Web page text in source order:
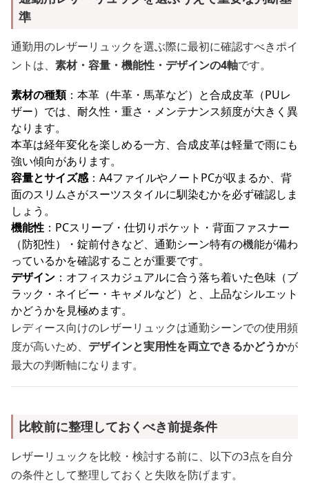
準
通勤用のレザーリュックを選ぶ際に最初に確認すべきポイ
ントは、 素材・容量・機能性・デザインの4軸です。
素材の種類：本革（牛革・馬革など）と合成皮革（PUレ
ザー）では、耐久性・重さ・メンテナンス頻度が大きく異
なります。
本革は経年変化を楽しめる一方、合成皮革は軽量で雨にも
強い傾向があります。
容量とサイズ感：A4ファイルやノートPCが収まるか、背
面のスリムさがスーツスタイルに馴染むかを必ず確認しま
しょう。
機能性 ：PCスリーブ・仕切りポケット・背面ファスナー
（防犯性）・錠前付きなど、通勤シーン特有の機能が備わ
っているかを確認することが重要です。
デザイン ：オフィスカジュアルに合う落ち着いた色味（ブ
ラック・ネイビー・キャメルなど）と、上品なシルエット
かどうかを見極めます。
レディース向けのレザーリュックは通勤シーンでの使用頻
度が高いため、 デザインと実用性を両立できるかどうかが
最大の判断軸になります。
比較前に整理しておくべき前提条件
レザーリュックを比較・検討する前に、以下の3点を自分
の条件として整理しておくと失敗を防げます。